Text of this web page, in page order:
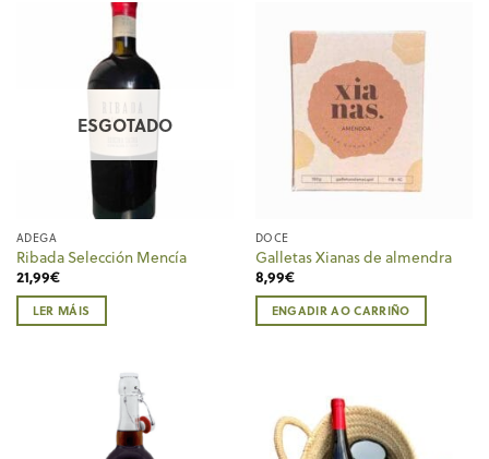
ESGOTADO
ADEGA
Ribada Selección Mencía
21,99€
LER MÁIS
DOCE
Galletas Xianas de almendra
8,99€
ENGADIR AO CARRIÑO